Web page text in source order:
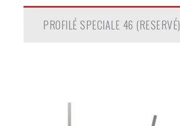
PROFILÉ SPECIALE 46 (RESERVÉ)